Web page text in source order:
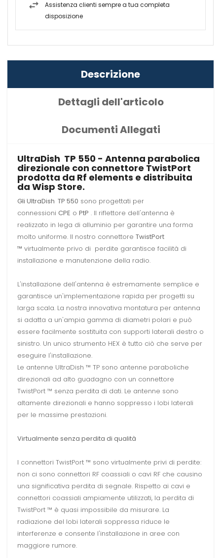
Assistenza clienti sempre a tua completa
disposizione
Descrizione
Dettagli dell'articolo
Documenti Allegati
UltraDish TP 550 - Antenna parabolica
direzionale con connettore TwistPort
prodotta da Rf elements e distribuita
da Wisp Store.
Gli UltraDish TP 550 sono progettati per
connessioni CPE o PtP . Il riflettore dell'antenna è
realizzato in lega di alluminio per garantire una forma
molto uniforme. Il nostro connettore TwistPort
™ virtualmente privo di perdite garantisce facilità di
installazione e manutenzione della radio.
L'installazione dell'antenna è estremamente semplice e
garantisce un'implementazione rapida per progetti su
larga scala. La nostra innovativa montatura per antenna
si adatta a un'ampia gamma di diametri polari e può
essere facilmente sostituita con supporti laterali destro o
sinistro. Un unico strumento HEX è tutto ciò che serve per
eseguire l'installazione.
Le antenne UltraDish ™ TP sono antenne paraboliche
direzionali ad alto guadagno con un connettore
TwistPort ™ senza perdita di dati. Le antenne sono
altamente direzionali e hanno soppresso i lobi laterali
per le massime prestazioni.
Virtualmente senza perdita di qualità
I connettori TwistPort ™ sono virtualmente privi di perdite:
non ci sono connettori RF coassiali o cavi RF che causino
una significativa perdita di segnale. Rispetto ai cavi e
connettori coassiali ampiamente utilizzati, la perdita di
TwistPort ™ è quasi impossibile da misurare. La
radiazione del lobi laterali soppressa riduce le
interferenze e consente l'installazione in aree con
maggiore rumore.